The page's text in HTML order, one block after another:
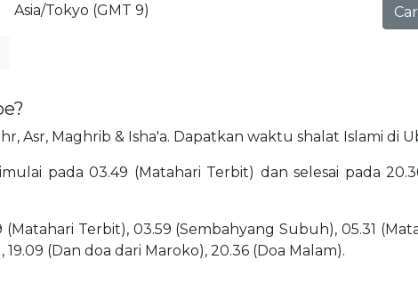
Asia/Tokyo (GMT 9)
Asr, Maghrib & Isha'a. Dapatkan waktu shalat Islami di
pada 03.49 (Matahari Terbit) dan selesai pada
Terbit), 03.59 (Sembahyang Subuh), 05.31
(Dan doa dari Maroko), 20.36 (Doa Malam).